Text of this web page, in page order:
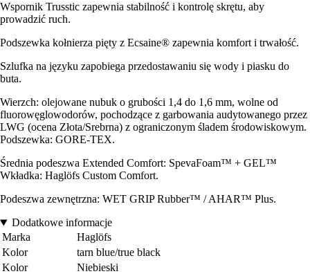
Wspornik Trusstic zapewnia stabilność i kontrolę skrętu, aby
prowadzić ruch.
Podszewka kołnierza pięty z Ecsaine® zapewnia komfort i trwałość.
Szlufka na języku zapobiega przedostawaniu się wody i piasku do
buta.
Wierzch: olejowane nubuk o grubości 1,4 do 1,6 mm, wolne od
fluorowęglowodorów, pochodzące z garbowania audytowanego przez
LWG (ocena Złota/Srebrna) z ograniczonym śladem środowiskowym.
Podszewka: GORE-TEX.
Średnia podeszwa Extended Comfort: SpevaFoam™ + GEL™
Wkładka: Haglöfs Custom Comfort.
Podeszwa zewnętrzna: WET GRIP Rubber™ / AHAR™ Plus.
Dodatkowe informacje
Marka
Haglöfs
Kolor
tarn blue/true black
Kolor
Niebieski